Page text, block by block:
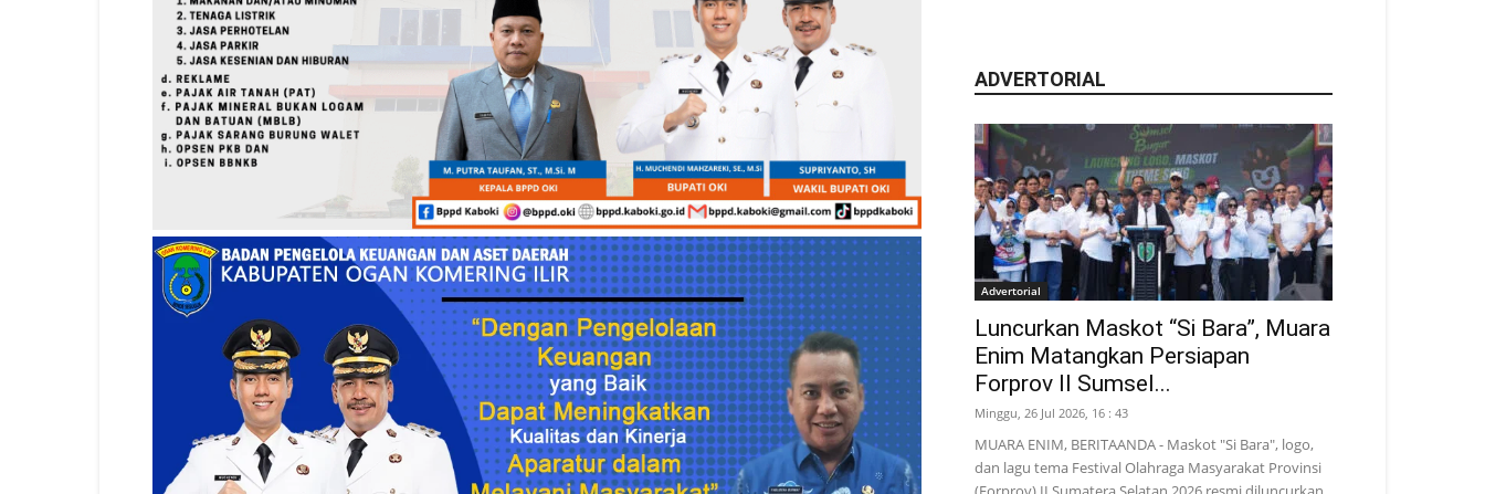
ADVERTORIAL
Advertorial
Luncurkan Maskot “Si Bara”, Muara
Enim Matangkan Persiapan
Forprov II Sumsel...
Minggu, 26 Jul 2026, 16 : 43
MUARA ENIM, BERITAANDA - Maskot "Si Bara", logo,
dan lagu tema Festival Olahraga Masyarakat Provinsi